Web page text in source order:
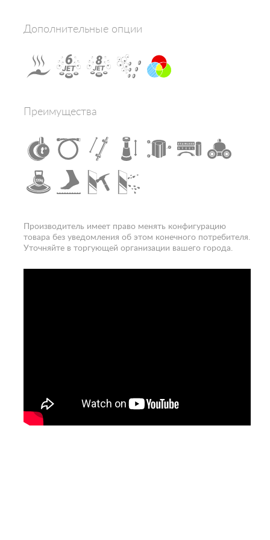
Количество секций дверей
Электропитание, В
220-240
Конструкция дверей
раздвижная
Цвет полотна двери
Вход
Гарантия
1 год
Дополнительные опции
Преимущества
Производитель имеет право менять конфигурацию
товара без уведомления об этом конечного потребителя.
Уточняйте в торгующей организации вашего города.